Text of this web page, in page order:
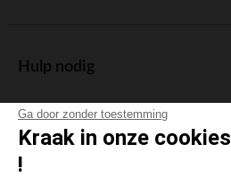
Ga door zonder toestemming
Kraak in onze cookies
!
Hulp nodig